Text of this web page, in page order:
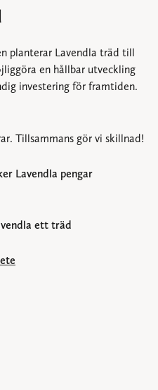
planterar Lavendla träd till
en hållbar utveckling
investering för framtiden.
Tillsammans gör vi skillnad!
Lavendla pengar
ett träd